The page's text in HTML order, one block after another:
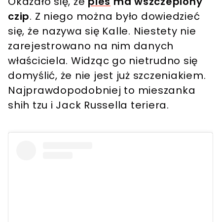
czip. Z niego można było dowiedzieć
się, że nazywa się Kalle. Niestety nie
zarejestrowano na nim danych
właściciela. Widząc go nietrudno się
domyślić, że nie jest już szczeniakiem.
Najprawdopodobniej to mieszanka
shih tzu i Jack Russella teriera.